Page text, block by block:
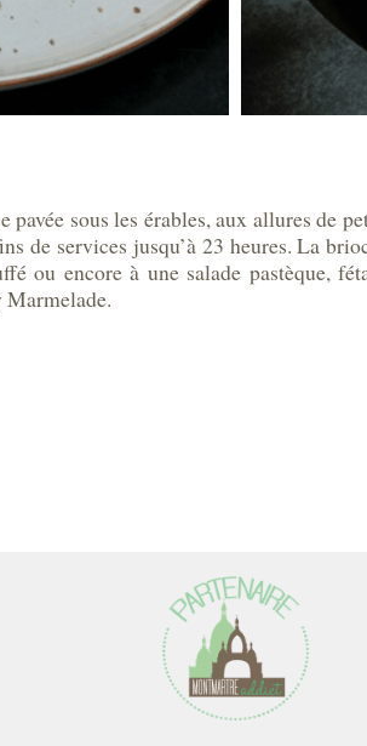
pavée sous les érables, aux allures de
de services jusqu’à 23 heures. La
ou encore à une salade pastèque,
Marmelade.